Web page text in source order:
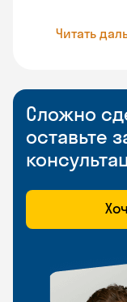
Читать
Сложно
оставьте